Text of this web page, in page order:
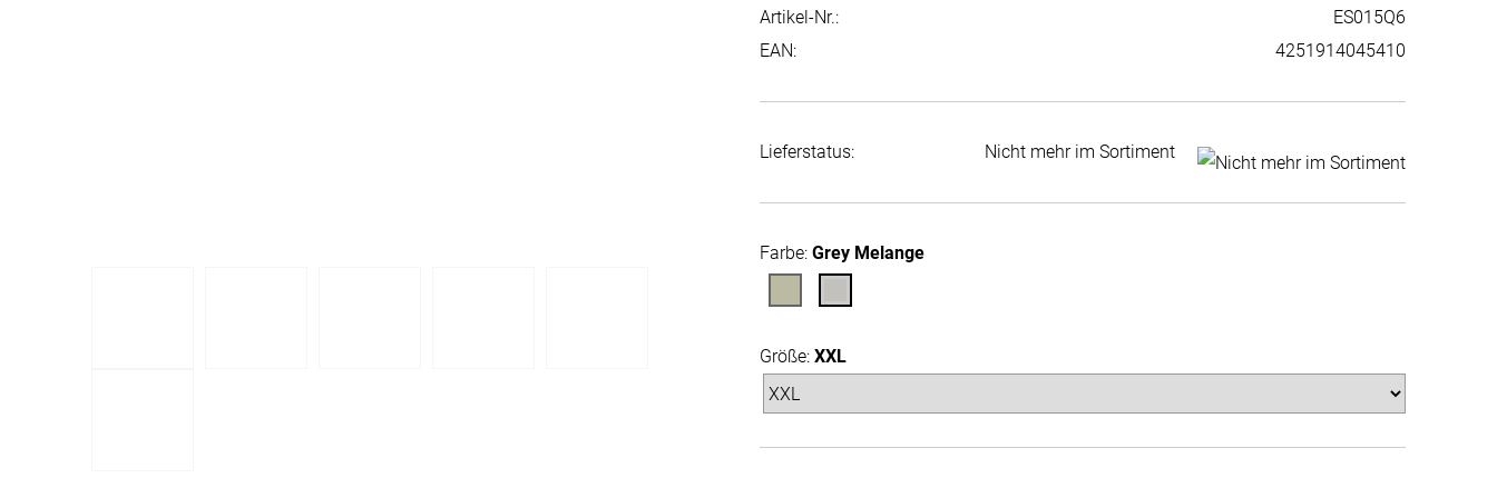
Artikel-Nr.:
ES015Q6
EAN:
4251914045410
Lieferstatus: Nicht mehr im Sortiment
Farbe: Grey Melange
Größe: XXL